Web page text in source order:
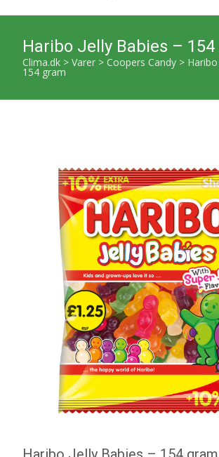
Haribo Jelly Babies –
Clima.dk > Varer > Coopers Candy >
154 gram